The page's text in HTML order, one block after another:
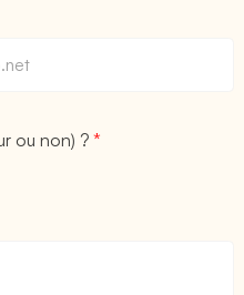
ou non) ?*